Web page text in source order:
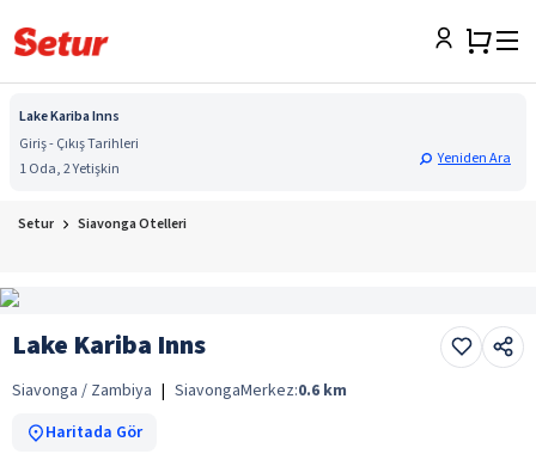
Lake Kariba Inns
Giriş - Çıkış Tarihleri
1 Oda, 2 Yetişkin
Yeniden Ara
Setur Siavonga Otelleri
Lake Kariba Inns
Siavonga / Zambiya | SiavongaMerkez:0.6 km
Haritada Gör